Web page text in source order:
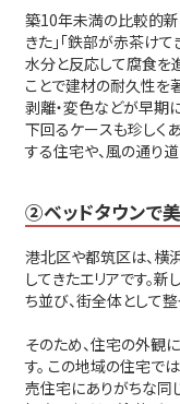
築10年未満の比較的新
きた」「鉄部が赤茶け
水分と反応して腐食を
ことで建材の耐久性を
剥離・変色などが早期
下回るケースも珍しく
する住宅や、風の通り
②ベッドタウンで
港北区や都筑区は、横
してきたエリアです。
ち並び、街全体として
そのため、住宅の外観
す。 この地域の住宅で
売住宅にありがちな同